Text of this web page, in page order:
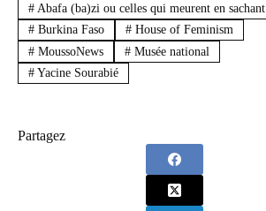
#Abafa (ba)zi ou celles qui meurent en sachant
#Burkina Faso #House of Feminism
#MoussoNews #Musée national
#Yacine Sourabié
Partagez